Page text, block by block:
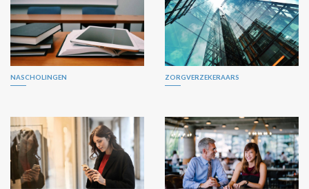
NASCHOLINGEN ZORGVERZEKERAARS